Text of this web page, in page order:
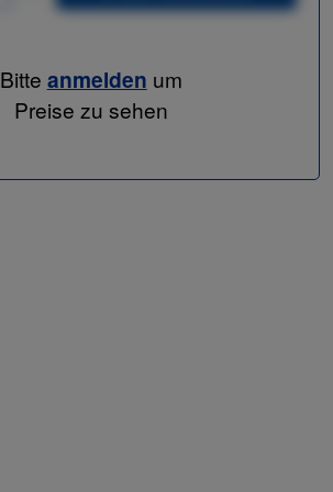
Bitte anmelden um
Preise zu sehen